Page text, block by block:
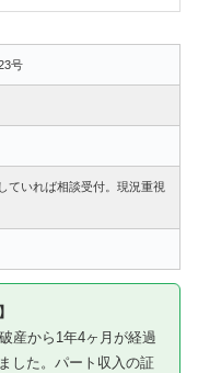
号
ていれば相談受付。現況重視
産から1年4ヶ月が経過
した。パート収入の証